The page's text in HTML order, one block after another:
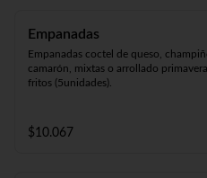
Empanadas
Empanadas coctel de queso,
camarón, mixtas o arrollado primavera
fritos (5unidades).
$10.067